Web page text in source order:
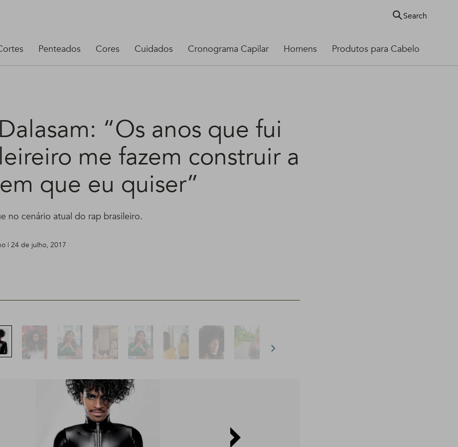
Penteados Cores Cuidados Cronograma Capilar Homens Produtos para Cabelo
Search
“Os anos que fui
me fazem construir a
que eu quiser”
no cenário atual do rap brasileiro.
| 24 de julho, 2017